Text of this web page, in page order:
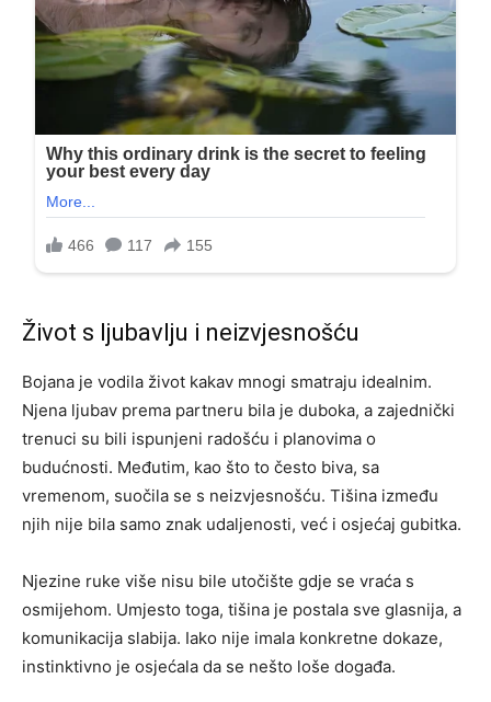
Život s ljubavlju i neizvjesnošću
Bojana je vodila život kakav mnogi smatraju idealnim.
Njena ljubav prema partneru bila je duboka, a zajednički
trenuci su bili ispunjeni radošću i planovima o
budućnosti. Međutim, kao što to često biva, sa
vremenom, suočila se s neizvjesnošću. Tišina između
njih nije bila samo znak udaljenosti, već i osjećaj gubitka.
Njezine ruke više nisu bile utočište gdje se vraća s
osmijehom. Umjesto toga, tišina je postala sve glasnija, a
komunikacija slabija. Iako nije imala konkretne dokaze,
instinktivno je osjećala da se nešto loše događa.